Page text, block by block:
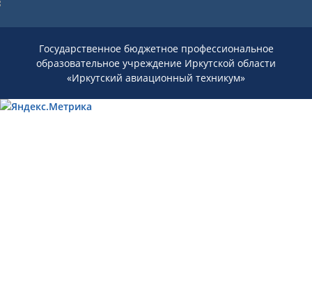
Государственное бюджетное профессиональное
образовательное учреждение Иркутской области
«Иркутский авиационный техникум»